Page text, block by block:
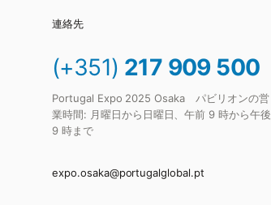
連絡先
(+351) 217 909 500
Portugal Expo 2025 Osaka パビリオンの営
業時間: 月曜日から日曜日、午前 9 時から午後
9 時まで
expo.osaka@portugalglobal.pt